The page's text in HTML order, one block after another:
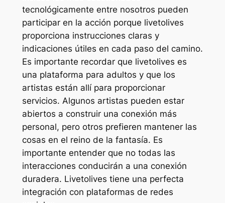
tecnológicamente entre nosotros pueden
participar en la acción porque livetolives
proporciona instrucciones claras y
indicaciones útiles en cada paso del camino.
Es importante recordar que livetolives es
una plataforma para adultos y que los
artistas están allí para proporcionar
servicios. Algunos artistas pueden estar
abiertos a construir una conexión más
personal, pero otros prefieren mantener las
cosas en el reino de la fantasía. Es
importante entender que no todas las
interacciones conducirán a una conexión
duradera. Livetolives tiene una perfecta
integración con plataformas de redes